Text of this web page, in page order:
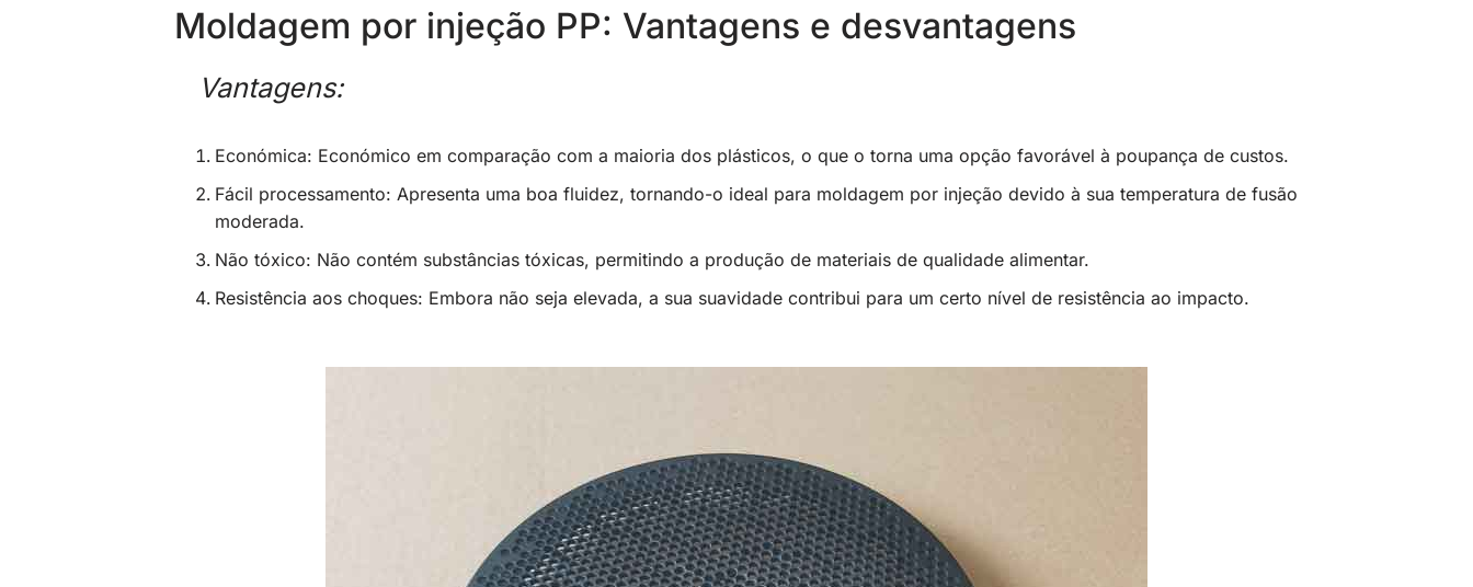
Moldagem por injeção PP: Vantagens e desvantagens
Vantagens:
Económica: Económico em comparação com a maioria dos plásticos, o que o torna uma opção favorável à poupança de custos.
Fácil processamento: Apresenta uma boa fluidez, tornando-o ideal para moldagem por injeção devido à sua temperatura de fusão
moderada.
Não tóxico: Não contém substâncias tóxicas, permitindo a produção de materiais de qualidade alimentar.
Resistência aos choques: Embora não seja elevada, a sua suavidade contribui para um certo nível de resistência ao impacto.